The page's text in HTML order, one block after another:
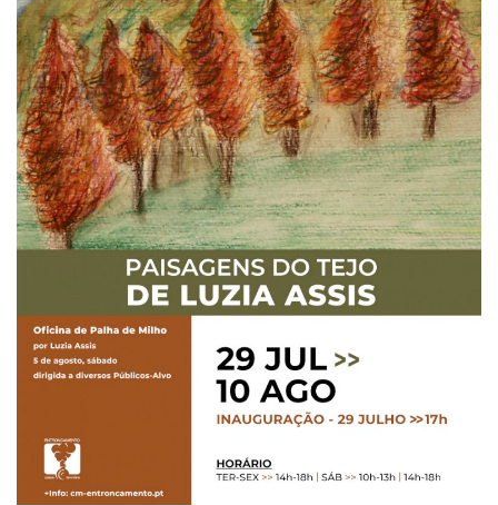
Estatuto Editorial
Saúde
Ficha técnica
Cultura
Ambiente